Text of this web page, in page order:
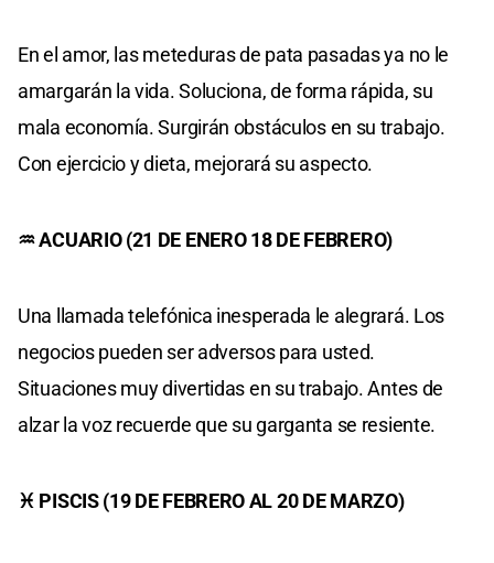
En el amor, las meteduras de pata pasadas ya no le
amargarán la vida. Soluciona, de forma rápida, su
mala economía. Surgirán obstáculos en su trabajo.
Con ejercicio y dieta, mejorará su aspecto.
♒ ACUARIO (21 DE ENERO 18 DE FEBRERO)
Una llamada telefónica inesperada le alegrará. Los
negocios pueden ser adversos para usted.
Situaciones muy divertidas en su trabajo. Antes de
alzar la voz recuerde que su garganta se resiente.
♓ PISCIS (19 DE FEBRERO AL 20 DE MARZO)